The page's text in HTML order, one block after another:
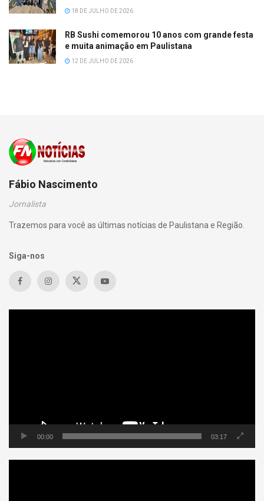
18 DE JULHO DE 2026
RB Sushi comemorou 10 anos com grande festa
e muita animação em Paulistana
12 DE JULHO DE 2026
Fábio Nascimento
Jornalista
Trazemos para você as últimas notícias de Paulistana e Região.
Siga-nos
00:00 03:17